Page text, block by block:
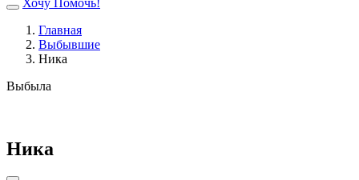
Хочу Помочь!
Главная
Выбывшие
Ника
Выбыла
Ника